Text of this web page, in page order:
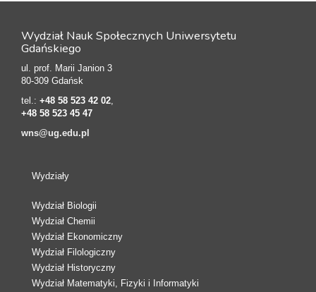
Wydział Nauk Społecznych Uniwersytetu
Gdańskiego
ul. prof. Marii Janion 3
80-309 Gdańsk
tel.: +48 58 523 42 02
+48 58 523 45 47
wns@ug.edu.pl
Wydziały
Wydział Biologii
Wydział Chemii
Wydział Ekonomiczny
Wydział Filologiczny
Wydział Historyczny
Wydział Matematyki, Fizyki i Informatyki